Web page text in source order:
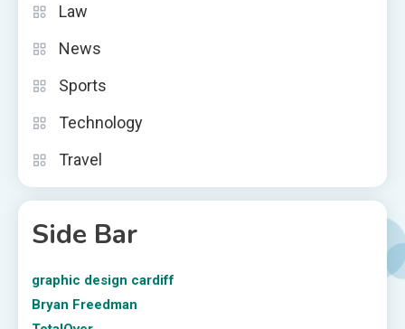
Law
News
Sports
Technology
Travel
Side Bar
graphic design cardiff
Bryan Freedman